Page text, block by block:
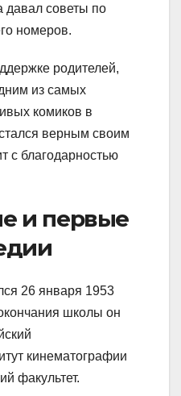
давал советы по
номеров.
родителей,
из самых
комиков в
верным своим
с благодарностью
и первые
26 января 1953
школы он
кинематографии
факультет.